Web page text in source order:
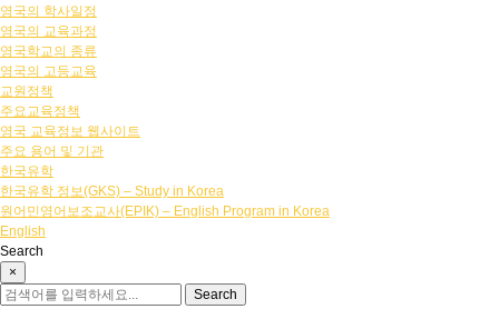
영국의 학사일정
영국의 교육과정
영국학교의 종류
영국의 고등교육
교원정책
주요교육정책
영국 교육정보 웹사이트
주요 용어 및 기관
한국유학
한국유학 정보(GKS) – Study in Korea
원어민영어보조교사(EPIK) – English Program in Korea
English
Search
×